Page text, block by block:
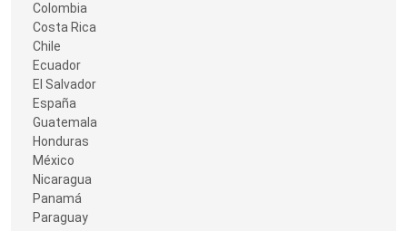
Colombia
Costa Rica
Chile
Ecuador
El Salvador
España
Guatemala
Honduras
México
Nicaragua
Panamá
Paraguay